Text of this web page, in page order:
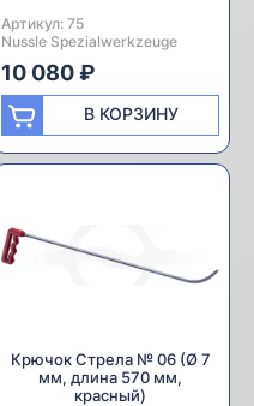
Артикул: 75
Производитель:
Nussle Spezialwerkzeuge
10 080 ₽
В КОРЗИНУ
Крючок Стрела № 06 (Ø 7
мм, длина 570 мм,
красный)